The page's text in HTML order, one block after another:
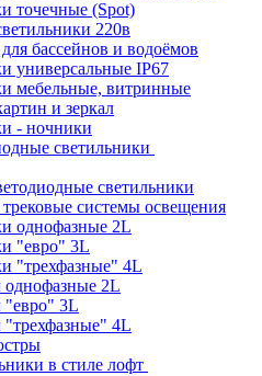
точечные (Spot)
220в
бассейнов и водоёмов
универсальные IP67
мебельные, витринные
и зеркал
- ночники
светильники
светильники
системы освещения
однофазные 2L
"евро" 3L
"трехфазные" 4L
однофазные 2L
"евро" 3L
"трехфазные" 4L
в стиле лофт